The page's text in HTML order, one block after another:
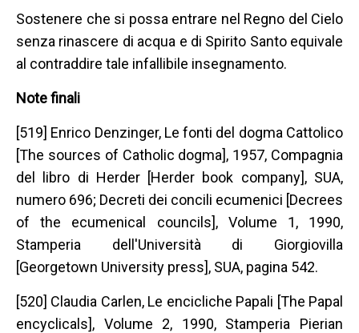
Sostenere che si possa entrare nel Regno del Cielo
senza rinascere di acqua e di Spirito Santo equivale
al contraddire tale infallibile insegnamento.
Note finali
[519] Enrico Denzinger, Le fonti del dogma Cattolico
[The sources of Catholic dogma], 1957, Compagnia
del libro di Herder [Herder book company], SUA,
numero 696; Decreti dei concili ecumenici [Decrees
of the ecumenical councils], Volume 1, 1990,
Stamperia dell'Università di Giorgiovilla
[Georgetown University press], SUA, pagina 542.
[520] Claudia Carlen, Le encicliche Papali [The Papal
encyclicals], Volume 2, 1990, Stamperia Pierian